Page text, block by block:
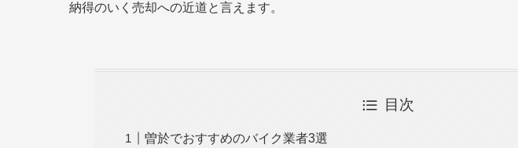
納得のいく売却への近道と言えます。
目次
曽於でおすすめのバイク業者3選